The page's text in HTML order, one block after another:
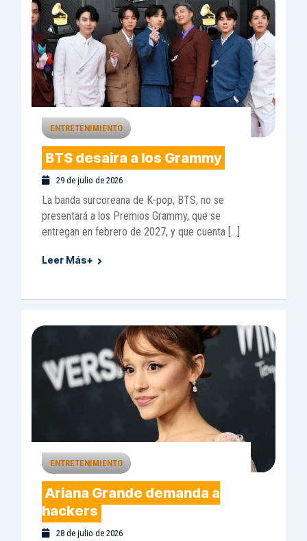
ENTRETENIMIENTO
BTS desaira a los Grammy
29 de julio de 2026
La banda surcoreana de K-pop, BTS, no se
presentará a los Premios Grammy, que se
entregan en febrero de 2027, y que cuenta […]
Leer Más+
ENTRETENIMIENTO
Ariana Grande demanda a
hackers
28 de julio de 2026